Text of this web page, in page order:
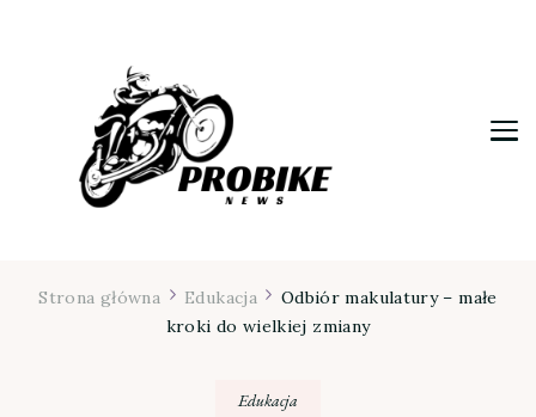
Strona główna Edukacja
Odbiór makulatury – małe
kroki do wielkiej zmiany
Edukacja